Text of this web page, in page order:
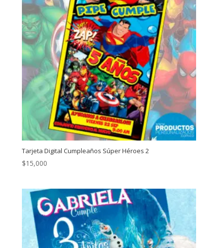
Tarjeta Digital Cumpleaños Súper Héroes 2
$15,000